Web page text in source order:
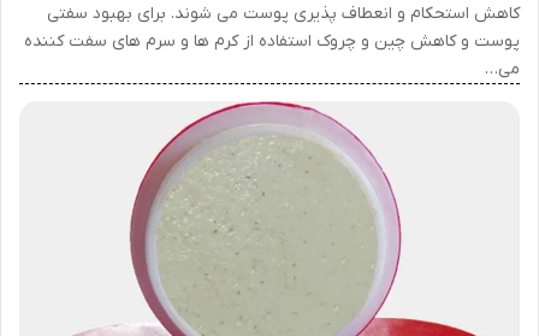
کاهش استحکام و انعطاف پذیری پوست می شوند. برای بهبود سفتی
پوست و کاهش چین و چروک استفاده از کرم ها و سرم های سفت کننده
می…